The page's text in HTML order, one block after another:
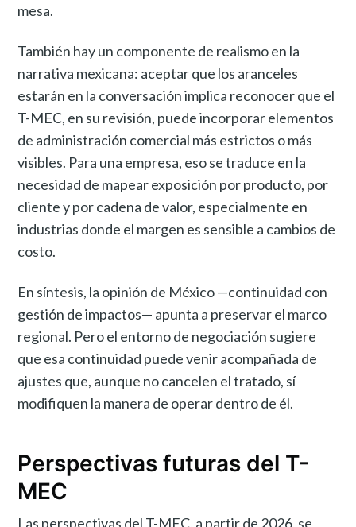
mesa.
También hay un componente de realismo en la
narrativa mexicana: aceptar que los aranceles
estarán en la conversación implica reconocer que el
T-MEC, en su revisión, puede incorporar elementos
de administración comercial más estrictos o más
visibles. Para una empresa, eso se traduce en la
necesidad de mapear exposición por producto, por
cliente y por cadena de valor, especialmente en
industrias donde el margen es sensible a cambios de
costo.
En síntesis, la opinión de México —continuidad con
gestión de impactos— apunta a preservar el marco
regional. Pero el entorno de negociación sugiere
que esa continuidad puede venir acompañada de
ajustes que, aunque no cancelen el tratado, sí
modifiquen la manera de operar dentro de él.
Perspectivas futuras del T-
MEC
Las perspectivas del T-MEC, a partir de 2026, se